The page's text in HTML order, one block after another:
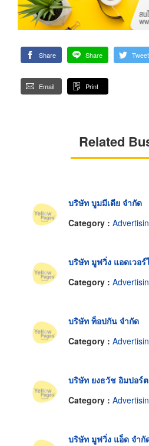
Share Share Tweet
Email Print
Related
บริษัท บูมมีเดีย จำกัด
Category :
บริษัท มูฟวิ่ง แอดเวอร์
Category :
บริษัท ท็อปกัน จำกัด
Category :
บริษัท ยงธวัช อิมปอร์
Category :
บริษัท มูฟวิ่ง แอ็ด จำกั